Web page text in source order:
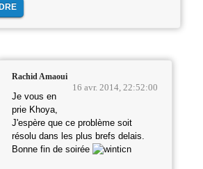
Rachid Amaoui
16 avr. 2014, 22:52:00
Je vous en
prie Khoya,
J'espère que ce problème soit
résolu dans les plus brefs delais.
Bonne fin de soirée